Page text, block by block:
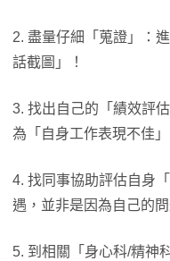
2. 盡量仔細「蒐證」：
話截圖」！
3. 找出自己的「績效評
為「自身工作表現不佳」
4. 找同事協助評估自身
遇，並非是因為自己的問
5. 到相關「身心科/精神